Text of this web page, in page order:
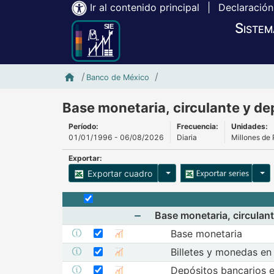
Ir al contenido principal
Inicio SIE-Banxico
Banco de México
Base monetaria, circulante y
Período:
01/01/1996 - 06/08/2026
Frecuencia:
Diaria
Unidades:
Millones de
Exportar:
Exportar cuadro Opciones para exportar
Selecciona o desmarca todas las series
Mostrar elementos de Base
Base monetaria,
Mostrar metadatos de la serie Base monetaria
Seleccione sus series
Seleccionar serie Base monetariaMostrar gráfica de la serie Base
Base monetaria
Mostrar metadatos de la serie Billetes
Seleccione sus series
Seleccionar serie Billetes y monedas
Mostrar gráfica de la
Billetes y monedas
Mostrar metadatos de la serie
Seleccionar serie Depósitos bancarios
Mostrar gráfica de
Depósitos bancarios